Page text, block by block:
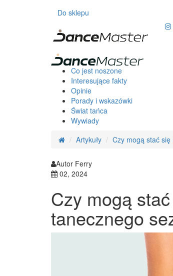
Do sklepu
Co jest noszone
Interesujące fakty
Opinie
Porady i wskazówki
Świat tańca
Wywiady
Artykuły
Czy mogą stać
Autor Ferry
02, 2024
Czy mogą
tanecznego